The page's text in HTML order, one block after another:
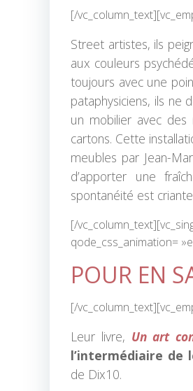
[/
Street artistes, ils
aux couleurs
toujours avec une
pataphysiciens, ils ne
un mobilier avec
cartons. Cette
meubles par Jean-
d’apporter une
spontanéité est
[/
qode_css_animation=
POUR EN
[/
Leur livre, Un art
l’intermédiaire de
de Dix10.